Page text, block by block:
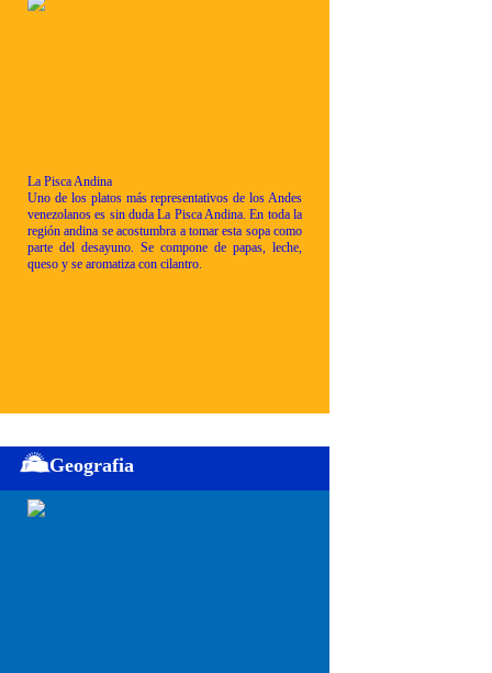
La Pisca Andina
Uno de los platos más representativos de los Andes
venezolanos es sin duda La Pisca Andina. En toda la
región andina se acostumbra a tomar esta sopa como
parte del desayuno. Se compone de papas, leche,
queso y se aromatiza con cilantro.
Geografia